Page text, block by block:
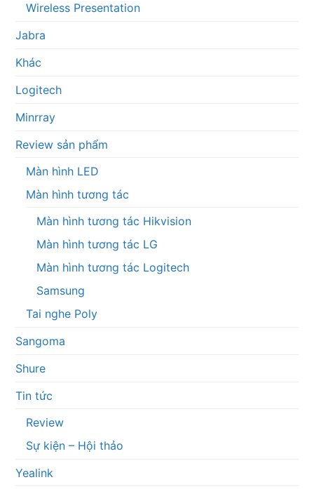
Wireless Presentation
Jabra
Khác
Logitech
Minrray
Review sản phẩm
Màn hình LED
Màn hình tương tác
Màn hình tương tác Hikvision
Màn hình tương tác LG
Màn hình tương tác Logitech
Samsung
Tai nghe Poly
Sangoma
Shure
Tin tức
Review
Sự kiện – Hội thảo
Yealink